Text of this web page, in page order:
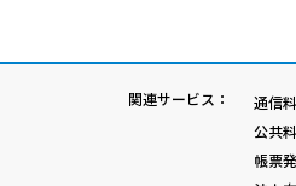
関連サービス：
通信
公共
帳票